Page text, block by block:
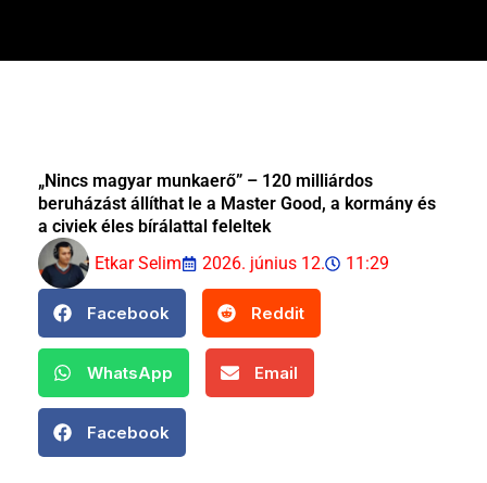
„Nincs magyar munkaerő” – 120 milliárdos
beruházást állíthat le a Master Good, a kormány és
a civiek éles bírálattal feleltek
Etkar Selim
2026. június 12. 11:29
Facebook Reddit
WhatsApp Email
Facebook